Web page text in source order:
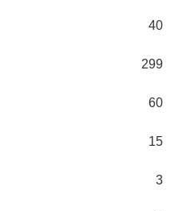
40
299
60
15
3